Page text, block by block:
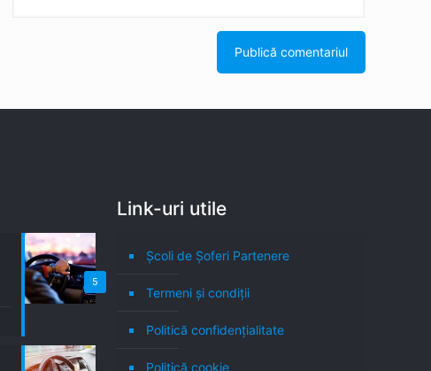
5
Link-uri utile
Școli de Șoferi Partenere
Termeni şi condiţii
Politică confidenţialitate
Politică cookie